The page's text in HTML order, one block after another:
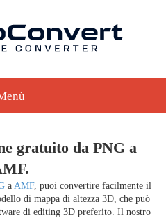
gratuito da PNG a
a AMF, puoi convertire facilmente il
di mappa di altezza 3D, che può
di editing 3D preferito. Il nostro